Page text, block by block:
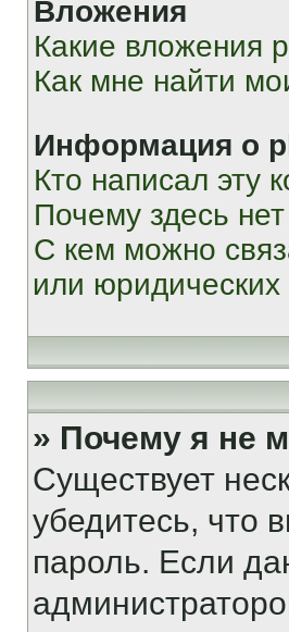
Вложения
Какие вложения
Как мне найти
Информация о
Кто написал эту
Почему здесь
С кем можно
или
» Почему я не
Существует
убедитесь, что
пароль. Если